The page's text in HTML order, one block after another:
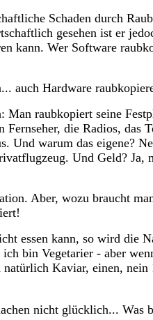
Schaden durch
gesehen ist er
kann. Wer Software
auch Hardware
Man raubkopiert seine
Fernseher, die Radios,
Und warum das
Und Geld? Ja,
Aber, wozu braucht
essen kann, so wird die
ich bin Vegetarier - aber
Kaviar, einen,
nicht glücklich... Was